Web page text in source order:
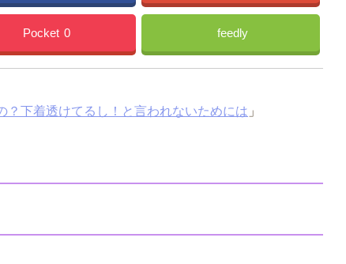
Pocket 0 feedly
？下着透けてるし！と言われないためには 」